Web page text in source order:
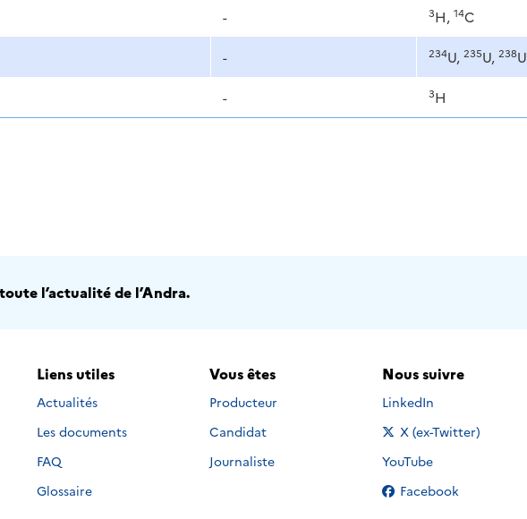
- 3H, 14C
- 234U, 235U, 238U
- 3H
l’actualité de l’Andra.
Liens utiles
Actualités
Les documents
FAQ
Glossaire
Vous êtes
Producteur
Candidat
Journaliste
Nous suivre
Nous suivre sur
LinkedIn
Nous suivre sur
X (ex-Twitter)
Nous suivre sur
YouTube
Nous suivre sur
Facebook